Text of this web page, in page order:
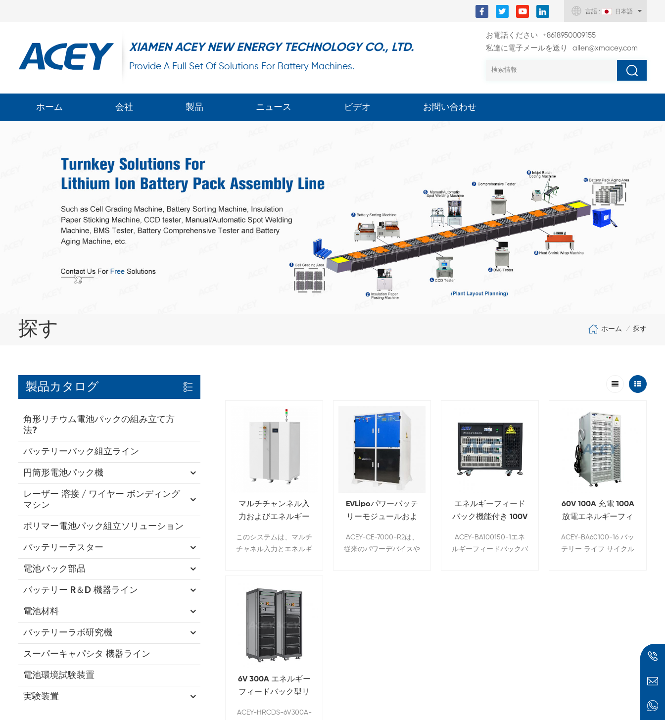
言語 : 日本語
XIAMEN ACEY NEW ENERGY TECHNOLOGY CO., LTD.
Provide A Full Set Of Solutions For Battery Machines.
お電話ください
+8618950009155
私達に電子メールを送り
allen@xmacey.com
ホーム 会社 製品 ニュース ビデオ お問い合わせ
探す ホーム / 探す
製品カタログ
角形リチウム電池パックの組み立て方
法?
バッテリーパック組立ライン
円筒形電池パック機
レーザー 溶接 / ワイヤー ボンディング
マシン
ポリマー電池パック組立ソリューション
バッテリーテスター
電池パック部品
バッテリー R＆D 機器ライン
電池材料
バッテリーラボ研究機
スーパーキャパシタ 機器ライン
電池環境試験装置
実験装置
マルチチャンネル入
力およびエネルギー
ンバッテリーパック
このシステムは、マルチ
チャネル入力とエネルギ
ネルギーを節約できま
す。 電気自動車、動力
工具、園芸工具、家庭用
および屋外のエネルギー
貯蔵に適用できます。
EVLipoパワーバッテ
リーモジュールおよ
るための回生充電お
ACEY-CE-7000-R2は、
従来のパワーデバイスや
エネルギーフィード
バック機能付き 100V
ク充電放電試験装置
ACEY-BA100150-1エネ
ルギーフィードバックバ
60V 100A 充電 100A
放電エネルギーフィ
ACEY-BA60100-16 バッ
テリー ライフ サイクル
6V 300A エネルギー
フィードバック型リ
ACEY-HRCDS-6V300A-